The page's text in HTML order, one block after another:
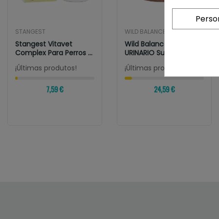
STANGEST
Stangest Vitavet
Complex Para Perros Y
Gatos
¡Últimas produtos!
7,59 €
WILD BALANCE
Wild Balance BIENESTAR
URINARIO Suplemento
Para...
¡Últimas produtos!
24,59 €